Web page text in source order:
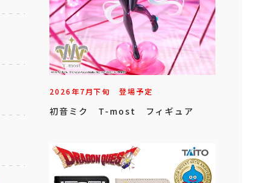
2026年7月下旬 登場予定
初音ミク T-most フィギュア